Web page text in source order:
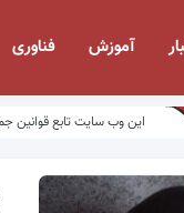
آموزش فناوری
این وب سایت تابع قوانین